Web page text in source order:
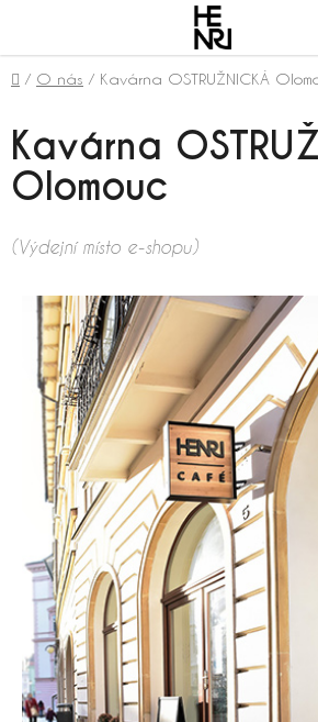
obsah
Domů
/ O nás / Kavárna OSTRUŽNICKÁ
Kavárna
Olomouc
(Výdejní místo e-shopu)